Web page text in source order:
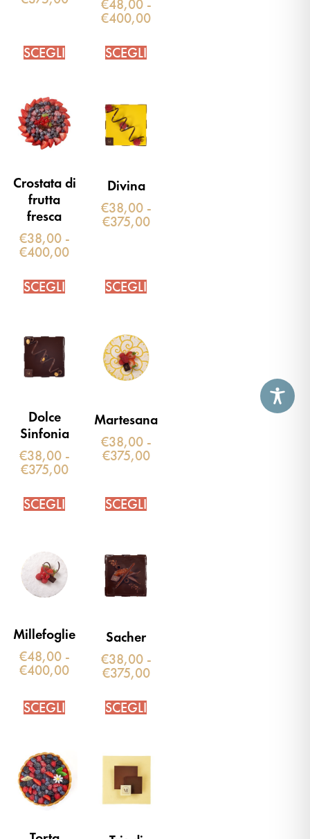
SCEGLI
€48,00 -
€400,00
SCEGLI
Crostata di
frutta
fresca
€38,00 -
€400,00
SCEGLI
Divina
€38,00 -
€375,00
SCEGLI
Dolce
Sinfonia
€38,00 -
€375,00
SCEGLI
Martesana
€38,00 -
€375,00
SCEGLI
Millefoglie
€48,00 -
€400,00
SCEGLI
Sacher
€38,00 -
€375,00
SCEGLI